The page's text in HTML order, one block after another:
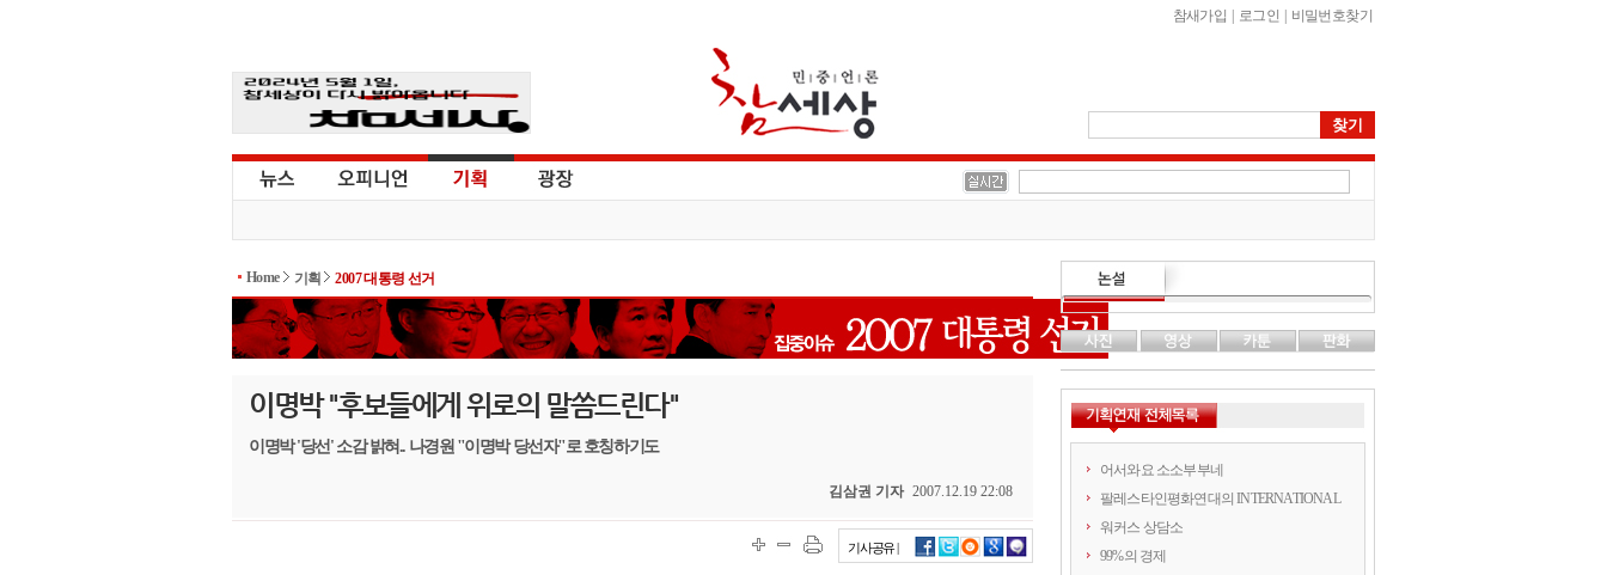
참새가입 로그인 비밀번호찾기
Home 기획 2007 대통령 선거
이명박 "후보들에게 위로의 말씀드린다"
이명박 '당선' 소감 밝혀.. 나경원 "이명박 당선자"로 호칭하기도
김삼권 기자 2007.12.19 22:08
기사공유 |
어서와요 소소부부네
팔레스타인평화연대의 INTERNATIONAL
워커스 상담소
99%의 경제